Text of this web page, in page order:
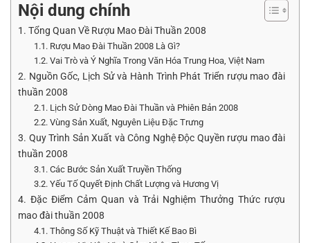
Nội dung chính
1. Tổng Quan Về Rượu Mao Đài Thuần 2008
1.1. Rượu Mao Đài Thuần 2008 Là Gì?
1.2. Vai Trò và Ý Nghĩa Trong Văn Hóa Trung Hoa, Việt Nam
2. Nguồn Gốc, Lịch Sử và Hành Trình Phát Triển rượu mao đài
thuần 2008
2.1. Lịch Sử Dòng Mao Đài Thuần và Phiên Bản 2008
2.2. Vùng Sản Xuất, Nguyên Liệu Đặc Trưng
3. Quy Trình Sản Xuất và Công Nghệ Độc Quyền rượu mao đài
thuần 2008
3.1. Các Bước Sản Xuất Truyền Thống
3.2. Yếu Tố Quyết Định Chất Lượng và Hương Vị
4. Đặc Điểm Cảm Quan và Trải Nghiệm Thưởng Thức rượu
mao đài thuần 2008
4.1. Thông Số Kỹ Thuật và Thiết Kế Bao Bì